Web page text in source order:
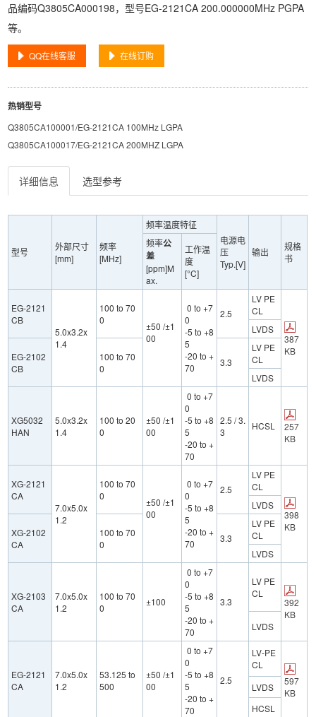
品编码Q3805CA000198，型号EG-2121CA 200.000000MHz PGPA
等。
QQ在线客服 在线订购
热销型号
Q3805CA100001/EG-2121CA 100MHz LGPA
Q3805CA100017/EG-2121CA 200MHZ LGPA
详细信息 选型参考
型号
外部尺寸
[mm]
频率
[MHz]
频率温度特征
电源电
压
Typ.[V]
输出
规格
书
频率公
差
[ppm]M
ax.
工作温
度
[°C]
EG-2121
CB
5.0x3.2x
1.4
100 to 70
0
±50 /±1
00
0 to +7
0
-5 to +8
5
-20 to +
70
2.5
LV PE
CL
387
KB
LVDS
EG-2102
CB
100 to 70
0
3.3
LV PE
CL
LVDS
XG5032
HAN
5.0x3.2x
1.4
100 to 20
0
±50 /±1
00
0 to +7
0
-5 to +8
5
-20 to +
70
2.5 / 3.
3
HCSL
257
KB
XG-2121
CA
7.0x5.0x
1.2
100 to 70
0
±50 /±1
00
0 to +7
0
-5 to +8
5
-20 to +
70
2.5
LV PE
CL
398
KB
LVDS
XG-2102
CA
100 to 70
0
3.3
LV PE
CL
LVDS
XG-2103
CA
7.0x5.0x
1.2
100 to 70
0
±100
0 to +7
0
-5 to +8
5
-20 to +
70
3.3
LV PE
CL
392
KB
LVDS
EG-2121
CA
7.0x5.0x
1.2
53.125 to
500
±50 /±1
00
0 to +7
0
-5 to +8
5
-20 to +
70
2.5
LV-PE
CL
597
KB
LVDS
HCSL